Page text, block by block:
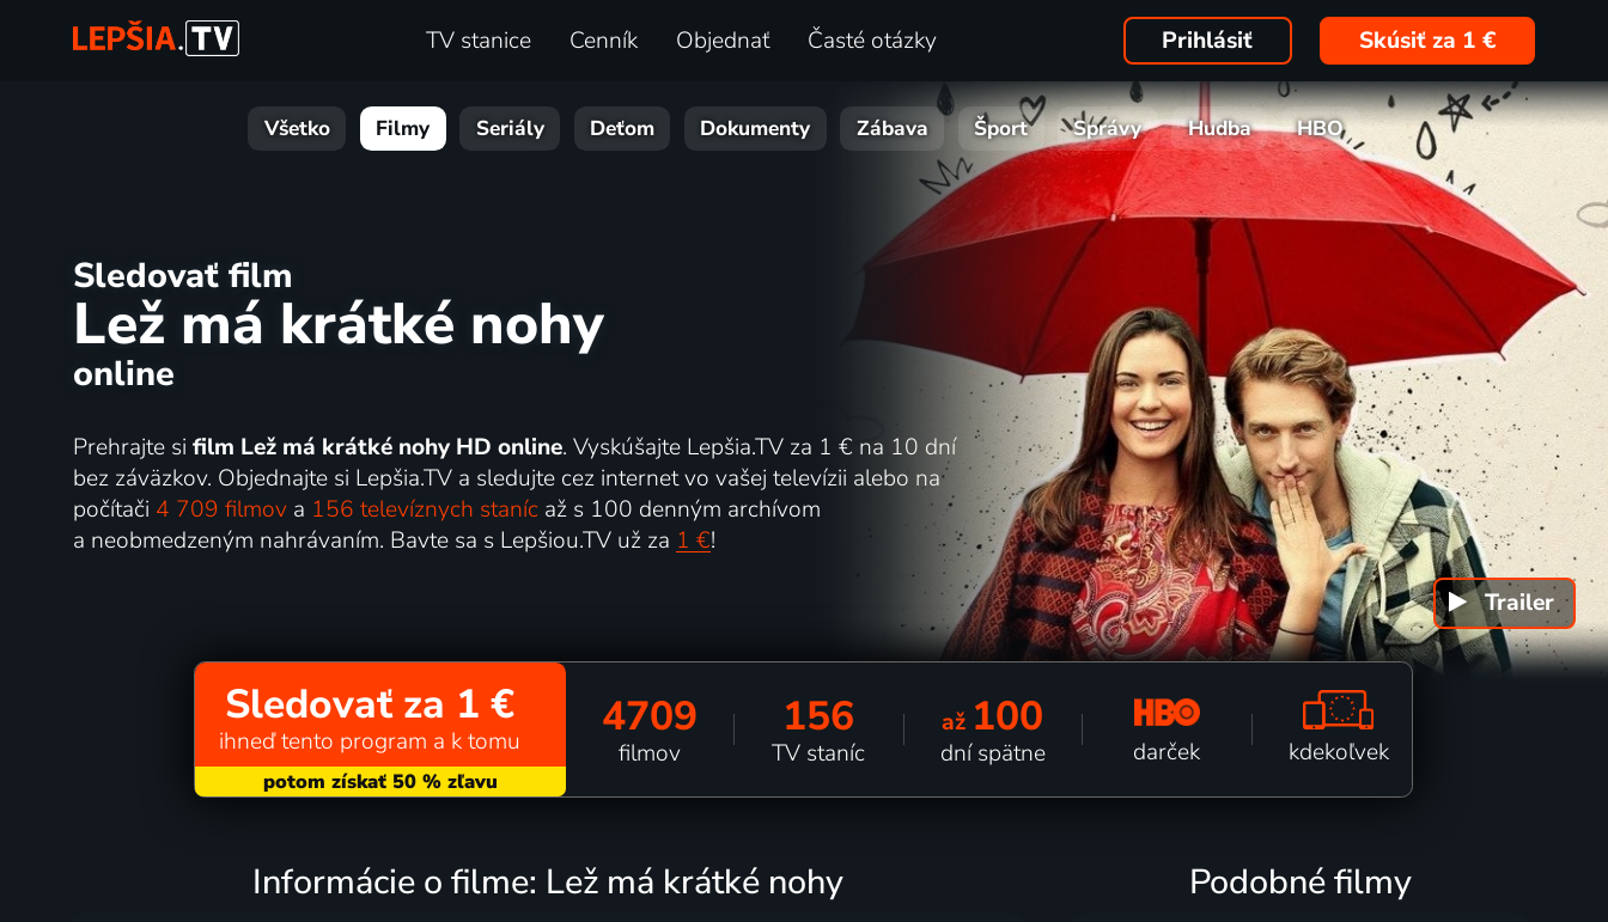
TV stanice Cenník Objednať Časté otázky Prihlásiť Skúsiť za 1 €
Všetko Filmy Seriály Deťom Dokumenty Zábava Šport Správy Hudba HBO
Sledovať film
Lež má krátké nohy
online
Trailer k
Prehrajte si film Lež má krátké nohy HD online. Vyskúšajte Lepšia.TV za 1 € na 10 dní
bez záväzkov. Objednajte si Lepšia.TV a sledujte cez internet vo vašej televízii alebo na
počítači 4 709 filmova 156 televíznych stanícaž s 100 denným archívom
a neobmedzeným nahrávaním. Bavte sa s Lepšiou.TV už za 1 €!
Sledovať za 1 €
ihneď tento program a k tomu 4709
filmov
156
TV staníc
až 100
dní spätne darček kdekoľvek
Informácie o filme: Lež má krátké nohy Podobné filmy